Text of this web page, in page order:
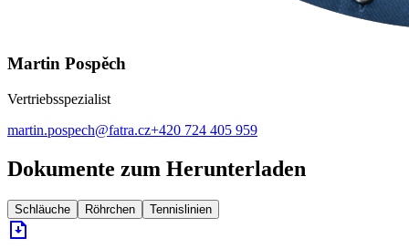
Martin Pospěch
Vertriebsspezialist
martin.pospech@fatra.cz+420 724 405 959
Dokumente zum Herunterladen
Schläuche Röhrchen Tennislinien